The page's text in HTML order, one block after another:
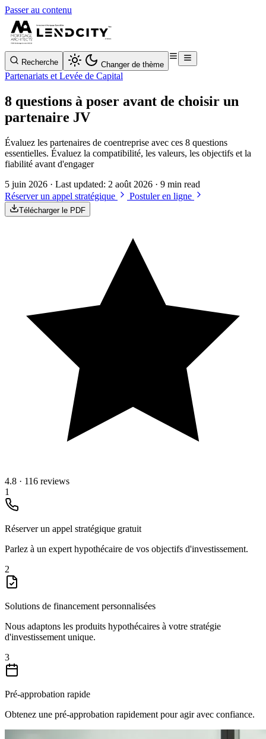
Passer au contenu
Recherche Changer de thème
Partenariats et Levée de Capital
8 questions à poser avant de choisir un
partenaire JV
Évaluez les partenaires de coentreprise avec ces 8 questions
essentielles. Évaluez la compatibilité, les valeurs, les objectifs et la
fiabilité avant d'engager
5 juin 2026 · Last updated: 2 août 2026 · 9 min read
Réserver un appel stratégique
Postuler en ligne
Télécharger le PDF
4.8 · 116 reviews
1
Réserver un appel stratégique gratuit
Parlez à un expert hypothécaire de vos objectifs d'investissement.
2
Solutions de financement personnalisées
Nous adaptons les produits hypothécaires à votre stratégie
d'investissement unique.
3
Pré-approbation rapide
Obtenez une pré-approbation rapidement pour agir avec confiance.